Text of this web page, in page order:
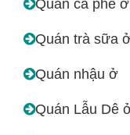
Quán cà phê ở
Quán trà sữa
Quán nhậu ở
Quán Lẫu Dê